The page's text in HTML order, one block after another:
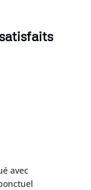
avec